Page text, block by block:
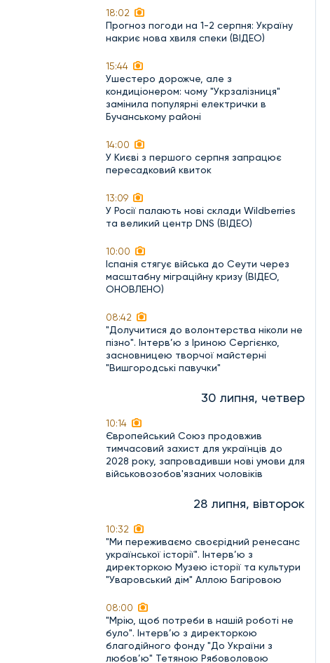
18:02
Прогноз погоди на 1-2 серпня: Україну
накриє нова хвиля спеки (ВІДЕО)
15:44
Ушестеро дорожче, але з
кондиціонером: чому "Укрзалізниця"
замінила популярні електрички в
Бучанському районі
14:00
У Києві з першого серпня запрацює
пересадковий квиток
13:09
У Росії палають нові склади Wildberries
та великий центр DNS (ВІДЕО)
10:00
Іспанія стягує війська до Сеути через
масштабну міграційну кризу (ВІДЕО,
ОНОВЛЕНО)
08:42
"Долучитися до волонтерства ніколи не
пізно". Інтерв’ю з Іриною Сергієнко,
засновницею творчої майстерні
"Вишгородські павучки"
30 липня, четвер
10:14
Європейський Союз продовжив
тимчасовий захист для українців до
2028 року, запровадивши нові умови для
військовозобов'язаних чоловіків
28 липня, вівторок
10:32
"Ми переживаємо своєрідний ренесанс
української історії". Інтерв’ю з
директоркою Музею історії та культури
"Уваровський дім" Аллою Багіровою
08:00
"Мрію, щоб потреби в нашій роботі не
було". Інтерв’ю з директоркою
благодійного фонду "До України з
любов’ю" Тетяною Рябоволовою